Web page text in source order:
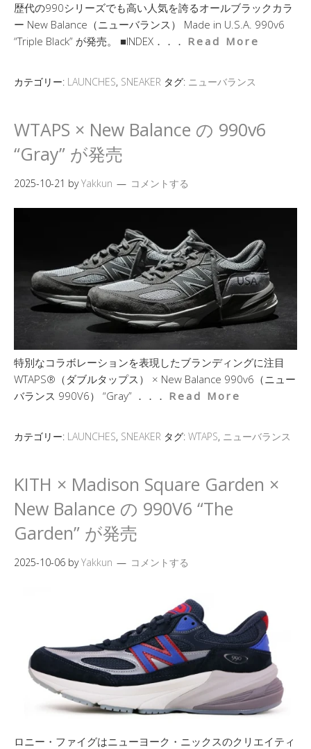
歴代の990シリーズでも高い人気を誇るオールブラックカラ
ー New Balance（ニューバランス） Made in U.S.A. 990v6
“Triple Black” が発売。 ■INDEX．．． Read More
カテゴリー: LAUNCHES, SNEAKER タグ: ニューバランス
WTAPS × New Balance の 990v6
“Gray” が発売
2025-10-21 byYakkun コメントする
特別なコラボレーションを表現したブランディングに注目
WTAPS®︎（ダブルタップス） × New Balance 990v6（ニュー
バランス 990V6） “Gray” ．．． Read More
カテゴリー: LAUNCHES, SNEAKER タグ: WTAPS, ニューバランス
KITH × Madison Square Garden ×
New Balance の 990V6 “The
Garden” が発売
2025-10-06 byYakkun コメントする
ロニー・ファイグはニューヨーク・ニックスのクリエイティ